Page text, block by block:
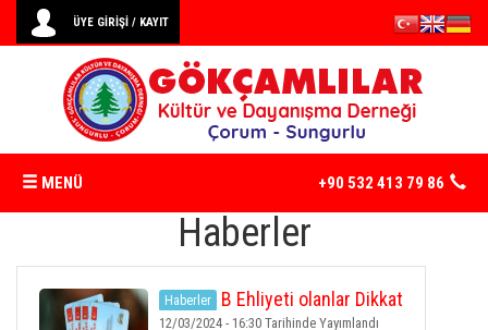
ÜYE GİRİŞİ / KAYIT
MENÜ +90 532 413 79 86
DERNEK
Haberler
Haberler B Ehliyeti olanlar Dikkat
12/03/2024 - 16:30 Tarihinde Yayımlandı